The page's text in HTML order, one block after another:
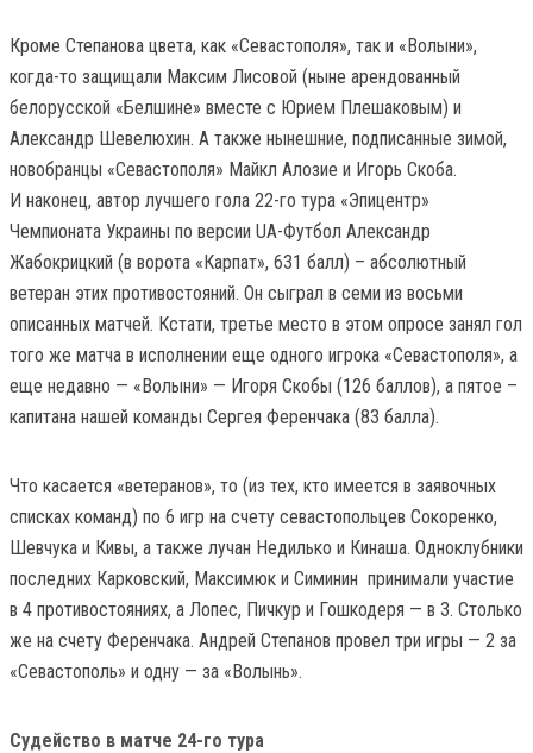
Кроме Степанова цвета, как «Севастополя», так и «Волыни»,
когда-то защищали Максим Лисовой (ныне арендованный
белорусской «Белшине» вместе с Юрием Плешаковым) и
Александр Шевелюхин. А также нынешние, подписанные зимой,
новобранцы «Севастополя» Майкл Алозие и Игорь Скоба.
И наконец, автор лучшего гола 22-го тура «Эпицентр»
Чемпионата Украины по версии UA-Футбол Александр
Жабокрицкий (в ворота «Карпат», 631 балл) – абсолютный
ветеран этих противостояний. Он сыграл в семи из восьми
описанных матчей. Кстати, третье место в этом опросе занял гол
того же матча в исполнении еще одного игрока «Севастополя», а
еще недавно — «Волыни» — Игоря Скобы (126 баллов), а пятое –
капитана нашей команды Сергея Ференчака (83 балла).
Что касается «ветеранов», то (из тех, кто имеется в заявочных
списках команд) по 6 игр на счету севастопольцев Сокоренко,
Шевчука и Кивы, а также лучан Недилько и Кинаша. Одноклубники
последних Карковский, Максимюк и Симинин принимали участие
в 4 противостояниях, а Лопес, Пичкур и Гошкодеря — в 3. Столько
же на счету Ференчака. Андрей Степанов провел три игры — 2 за
«Севастополь» и одну — за «Волынь».
Судейство в матче 24-го тура